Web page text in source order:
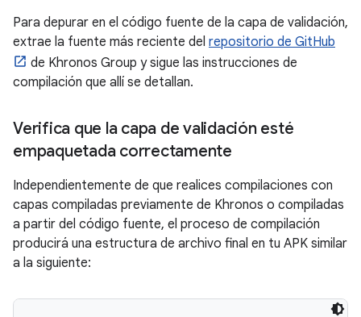
Para depurar en el código fuente de la capa de validación,
extrae la fuente más reciente del repositorio de GitHub
de Khronos Group y sigue las instrucciones de
compilación que allí se detallan.
Verifica que la capa de validación esté
empaquetada correctamente
Independientemente de que realices compilaciones con
capas compiladas previamente de Khronos o compiladas
a partir del código fuente, el proceso de compilación
producirá una estructura de archivo final en tu APK similar
a la siguiente: